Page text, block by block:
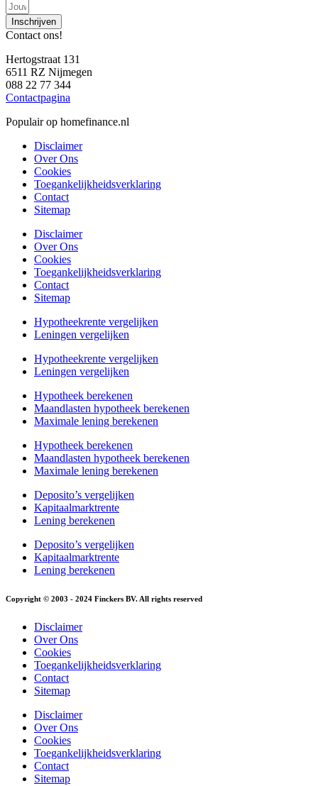
Inschrijven
Contact ons!
Hertogstraat 131
6511 RZ Nijmegen
088 22 77 344
Contactpagina
Populair op homefinance.nl
Disclaimer
Over Ons
Cookies
Toegankelijkheidsverklaring
Contact
Sitemap
Disclaimer
Over Ons
Cookies
Toegankelijkheidsverklaring
Contact
Sitemap
Hypotheekrente vergelijken
Leningen vergelijken
Hypotheekrente vergelijken
Leningen vergelijken
Hypotheek berekenen
Maandlasten hypotheek berekenen
Maximale lening berekenen
Hypotheek berekenen
Maandlasten hypotheek berekenen
Maximale lening berekenen
Deposito’s vergelijken
Kapitaalmarktrente
Lening berekenen
Deposito’s vergelijken
Kapitaalmarktrente
Lening berekenen
Copyright © 2003 - 2024 Finckers BV. All rights reserved
Disclaimer
Over Ons
Cookies
Toegankelijkheidsverklaring
Contact
Sitemap
Disclaimer
Over Ons
Cookies
Toegankelijkheidsverklaring
Contact
Sitemap